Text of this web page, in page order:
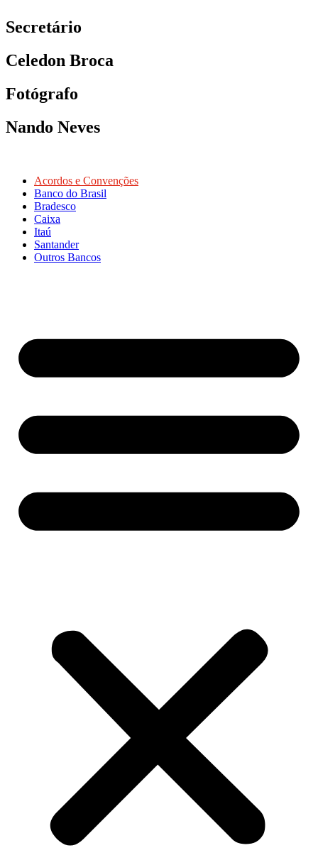
Secretário
Celedon Broca
Fotógrafo
Nando Neves
Acordos e Convenções
Banco do Brasil
Bradesco
Caixa
Itaú
Santander
Outros Bancos